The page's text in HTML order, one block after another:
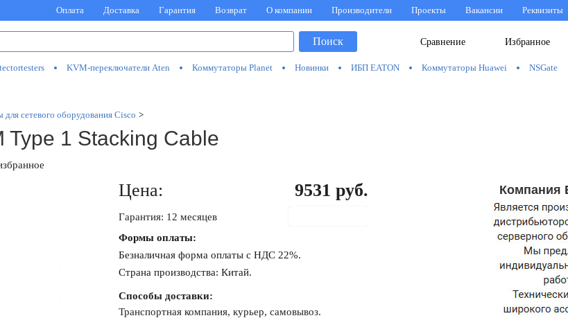
Оплата Доставка Гарантия Возврат О компании Производители Проекты Вакансии Реквизиты
Избранное
Сравнение
Поиск
KVM-переключатели Aten Коммутаторы Planet Новинки ИБП EATON Коммутаторы Huawei NSGate
для сетевого оборудования Cisco >
Type 1 Stacking Cable
Цена: 9531 руб.
Гарантия: 12 месяцев
Формы оплаты:
Безналичная форма оплаты с НДС 22%.
Страна производства: Китай.
Способы доставки:
Транспортная компания, курьер, самовывоз.
Компания